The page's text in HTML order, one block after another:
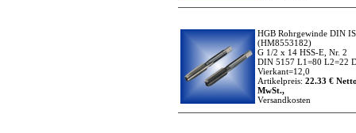
HGB Rohrgewinde DIN
(HM8553182)
G 1/2 x 14 HSS-E, Nr. 2
DIN 5157 L1=80 L2=22
Vierkant=12,0
Artikelpreis: 22.33 €
MwSt.,
Versandkosten